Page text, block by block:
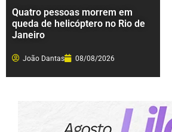
Quatro pessoas morrem em
queda de helicóptero no Rio de
Janeiro
João Dantas 08/08/2026